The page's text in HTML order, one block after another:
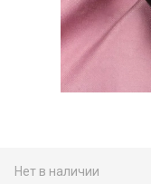
Нет в наличии